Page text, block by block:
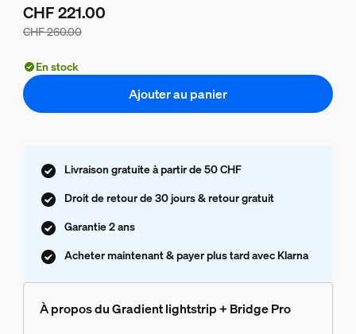
CHF 260.00
CHF 221.00
En stock
Ajouter au panier
Livraison gratuite à partir de 50 CHF
Droit de retour de 30 jours & retour gratuit
Garantie 2 ans
Acheter maintenant & payer plus tard avec Klarna
À propos du Gradient lightstrip + Bridge Pro